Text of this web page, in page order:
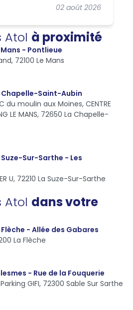
02 août 2026
et à la Boutique du
Atol à proximité
- Pontlieue
72100 Le Mans
Saint-Aubin
du moulin aux Moines, CENTRE
LE MANS, 72650 La Chapelle-
Sur-Sarthe - Les
U, 72210 La Suze-Sur-Sarthe
Atol dans votre
- Allée des Gabares
La Flèche
- Rue de la Fouquerie
GIFI, 72300 Sable Sur Sarthe